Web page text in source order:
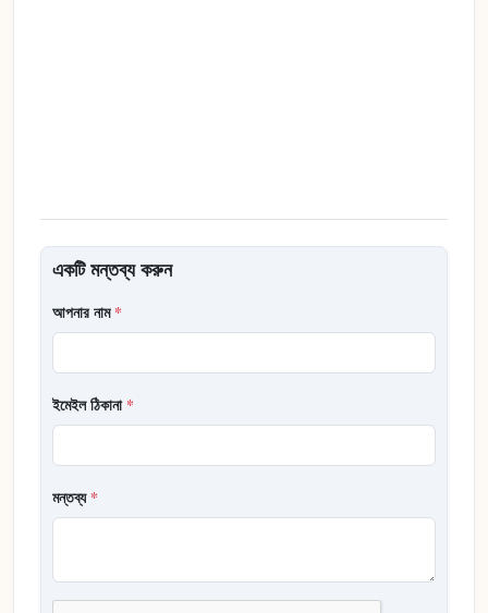
একটি মন্তব্য করুন
আপনার নাম*
ইমেইল ঠিকানা*
মন্তব্য*